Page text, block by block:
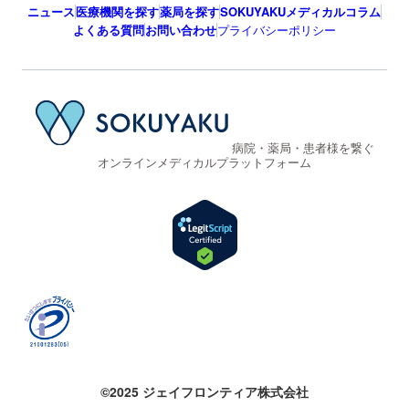
ニュース医療機関を探す薬局を探すSOKUYAKUメディカルコラム
よくある質問お問い合わせプライバシーポリシー
病院・薬局・患者様を繋ぐ
オンラインメディカルプラットフォーム
©2025 ジェイフロンティア株式会社